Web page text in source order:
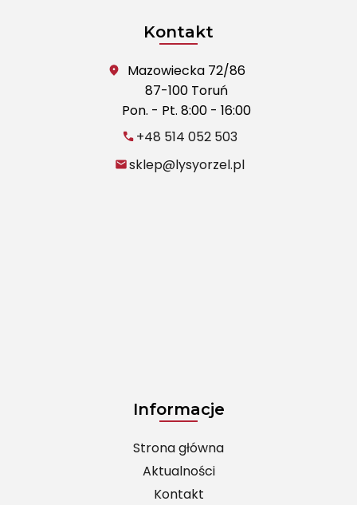
Kontakt
Mazowiecka 72/86
87-100 Toruń
Pon. - Pt. 8:00 - 16:00
+48 514 052 503
sklep@lysyorzel.pl
Informacje
Strona główna
Aktualności
Kontakt